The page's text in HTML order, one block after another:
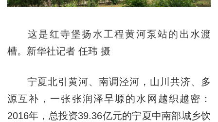
这是红寺堡扬水工程黄河泵站的出水渡
槽。新华社记者 任玮 摄
宁夏北引黄河、南调泾河，山川共济、多
源互补，一张张润泽旱塬的水网越织越密：
2016年，总投资39.36亿元的宁夏中南部城乡饮